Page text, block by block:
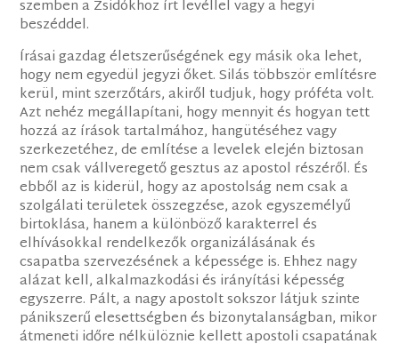
szemben a Zsidókhoz írt levéllel vagy a hegyi
beszéddel.
Írásai gazdag életszerűségének egy másik oka lehet,
hogy nem egyedül jegyzi őket. Silás többször említésre
kerül, mint szerzőtárs, akiről tudjuk, hogy próféta volt.
Azt nehéz megállapítani, hogy mennyit és hogyan tett
hozzá az írások tartalmához, hangütéséhez vagy
szerkezetéhez, de említése a levelek elején biztosan
nem csak vállveregető gesztus az apostol részéről. És
ebből az is kiderül, hogy az apostolság nem csak a
szolgálati területek összegzése, azok egyszemélyű
birtoklása, hanem a különböző karakterrel és
elhívásokkal rendelkezők organizálásának és
csapatba szervezésének a képessége is. Ehhez nagy
alázat kell, alkalmazkodási és irányítási képesség
egyszerre. Pált, a nagy apostolt sokszor látjuk szinte
pánikszerű elesettségben és bizonytalanságban, mikor
átmeneti időre nélkülöznie kellett apostoli csapatának